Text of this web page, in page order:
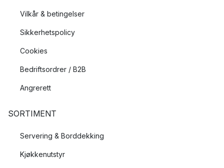
Vilkår & betingelser
Sikkerhetspolicy
Cookies
Bedriftsordrer / B2B
Angrerett
SORTIMENT
Servering & Borddekking
Kjøkkenutstyr